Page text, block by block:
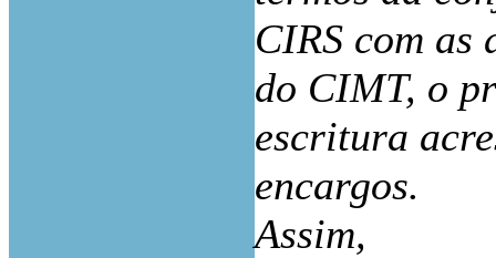
CIRS com as
do CIMT, o
escritura
encargos.
Assim,